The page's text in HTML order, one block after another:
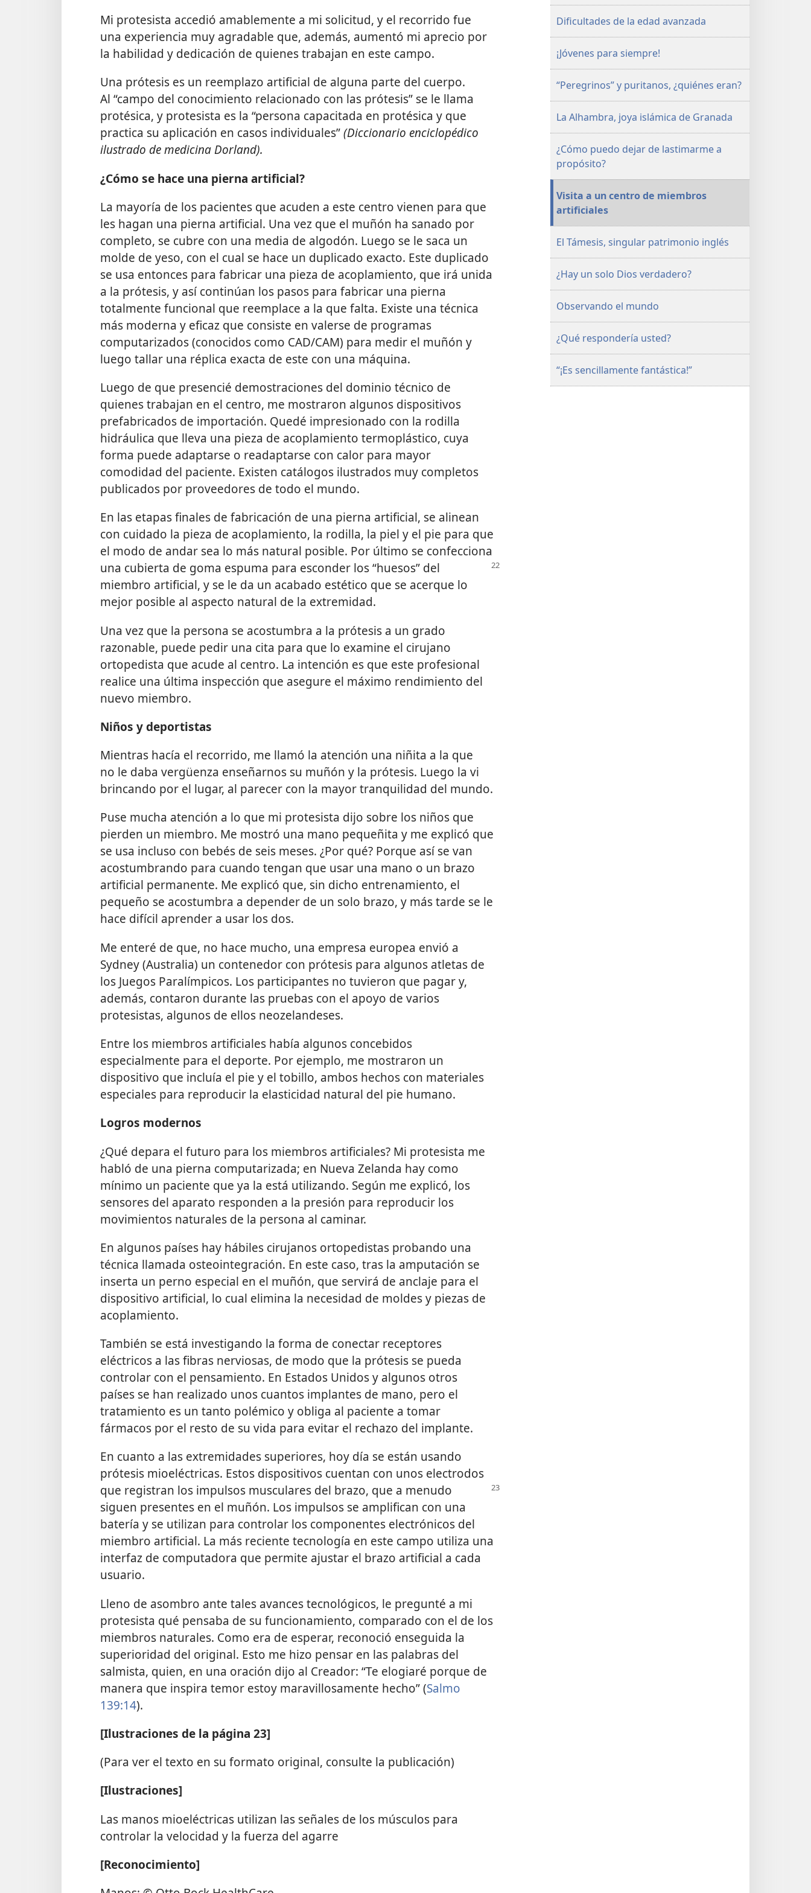
Mi protesista accedió amablemente a mi solicitud, y el recorrido fue
una experiencia muy agradable que, además, aumentó mi aprecio por
la habilidad y dedicación de quienes trabajan en este campo.
Una prótesis es un reemplazo artificial de alguna parte del cuerpo.
Al “campo del conocimiento relacionado con las prótesis” se le llama
protésica, y protesista es la “persona capacitada en protésica y que
practica su aplicación en casos individuales”(Diccionario enciclopédico
ilustrado de medicina Dorland).
¿Cómo se hace una pierna artificial?
La mayoría de los pacientes que acuden a este centro vienen para que
les hagan una pierna artificial. Una vez que el muñón ha sanado por
completo, se cubre con una media de algodón. Luego se le saca un
molde de yeso, con el cual se hace un duplicado exacto. Este duplicado
se usa entonces para fabricar una pieza de acoplamiento, que irá unida
a la prótesis, y así continúan los pasos para fabricar una pierna
totalmente funcional que reemplace a la que falta. Existe una técnica
más moderna y eficaz que consiste en valerse de programas
computarizados (conocidos como CAD/CAM) para medir el muñón y
luego tallar una réplica exacta de este con una máquina.
Luego de que presencié demostraciones del dominio técnico de
quienes trabajan en el centro, me mostraron algunos dispositivos
prefabricados de importación. Quedé impresionado con la rodilla
hidráulica que lleva una pieza de acoplamiento termoplástico, cuya
forma puede adaptarse o readaptarse con calor para mayor
comodidad del paciente. Existen catálogos ilustrados muy completos
publicados por proveedores de todo el mundo.
En las etapas finales de fabricación de una pierna artificial, se alinean
con cuidado la pieza de acoplamiento, la rodilla, la piel y el pie para que
el modo de andar sea lo más natural posible. Por último se confecciona
una cubierta de goma espuma para esconder los “huesos” del
miembro artificial, y se le da un acabado estético que se acerque lo
mejor posible al aspecto natural de la extremidad.
Una vez que la persona se acostumbra a la prótesis a un grado
razonable, puede pedir una cita para que lo examine el cirujano
ortopedista que acude al centro. La intención es que este profesional
realice una última inspección que asegure el máximo rendimiento del
nuevo miembro.
Niños y deportistas
Mientras hacía el recorrido, me llamó la atención una niñita a la que
no le daba vergüenza enseñarnos su muñón y la prótesis. Luego la vi
brincando por el lugar, al parecer con la mayor tranquilidad del mundo.
Puse mucha atención a lo que mi protesista dijo sobre los niños que
pierden un miembro. Me mostró una mano pequeñita y me explicó que
se usa incluso con bebés de seis meses. ¿Por qué? Porque así se van
acostumbrando para cuando tengan que usar una mano o un brazo
artificial permanente. Me explicó que, sin dicho entrenamiento, el
pequeño se acostumbra a depender de un solo brazo, y más tarde se le
hace difícil aprender a usar los dos.
Me enteré de que, no hace mucho, una empresa europea envió a
Sydney (Australia) un contenedor con prótesis para algunos atletas de
los Juegos Paralímpicos. Los participantes no tuvieron que pagar y,
además, contaron durante las pruebas con el apoyo de varios
protesistas, algunos de ellos neozelandeses.
Entre los miembros artificiales había algunos concebidos
especialmente para el deporte. Por ejemplo, me mostraron un
dispositivo que incluía el pie y el tobillo, ambos hechos con materiales
especiales para reproducir la elasticidad natural del pie humano.
Logros modernos
¿Qué depara el futuro para los miembros artificiales? Mi protesista me
habló de una pierna computarizada; en Nueva Zelanda hay como
mínimo un paciente que ya la está utilizando. Según me explicó, los
sensores del aparato responden a la presión para reproducir los
movimientos naturales de la persona al caminar.
En algunos países hay hábiles cirujanos ortopedistas probando una
técnica llamada osteointegración. En este caso, tras la amputación se
inserta un perno especial en el muñón, que servirá de anclaje para el
dispositivo artificial, lo cual elimina la necesidad de moldes y piezas de
acoplamiento.
También se está investigando la forma de conectar receptores
eléctricos a las fibras nerviosas, de modo que la prótesis se pueda
controlar con el pensamiento. En Estados Unidos y algunos otros
países se han realizado unos cuantos implantes de mano, pero el
tratamiento es un tanto polémico y obliga al paciente a tomar
fármacos por el resto de su vida para evitar el rechazo del implante.
En cuanto a las extremidades superiores, hoy día se están usando
prótesis mioeléctricas. Estos dispositivos cuentan con unos electrodos
que registran los impulsos musculares del brazo, que a menudo
siguen presentes en el muñón. Los impulsos se amplifican con una
batería y se utilizan para controlar los componentes electrónicos del
miembro artificial. La más reciente tecnología en este campo utiliza una
interfaz de computadora que permite ajustar el brazo artificial a cada
usuario.
Lleno de asombro ante tales avances tecnológicos, le pregunté a mi
protesista qué pensaba de su funcionamiento, comparado con el de los
miembros naturales. Como era de esperar, reconoció enseguida la
superioridad del original. Esto me hizo pensar en las palabras del
salmista, quien, en una oración dijo al Creador: “Te elogiaré porque de
manera que inspira temor estoy maravillosamente hecho” (Salmo
139:14).
[Ilustraciones de la página 23]
(Para ver el texto en su formato original, consulte la publicación)
[Ilustraciones]
Las manos mioeléctricas utilizan las señales de los músculos para
controlar la velocidad y la fuerza del agarre
[Reconocimiento]
Dificultades de la edad avanzada
¡Jóvenes para siempre!
“Peregrinos” y puritanos, ¿quiénes eran?
La Alhambra, joya islámica de Granada
¿Cómo puedo dejar de lastimarme a
propósito?
Visita a un centro de miembros
artificiales
El Támesis, singular patrimonio inglés
¿Hay un solo Dios verdadero?
Observando el mundo
¿Qué respondería usted?
“¡Es sencillamente fantástica!”